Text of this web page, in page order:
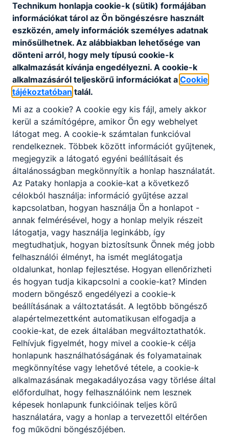
Budapesti
Műszaki
Szakképzési
Centrum
Pataky
István
Híradásipari
és
Informatikai
Technikum
1101 Budapest,
Salgótarjáni út
53./b
Technikum honlapja cookie-k (sütik) formájában
információkat tárol az Ön böngészésre használt
eszközén, amely információk személyes adatnak
minősülhetnek. Az alábbiakban lehetősége van
dönteni arról, hogy mely típusú cookie-k
alkalmazását kívánja engedélyezni. A cookie-k
alkalmazásáról teljeskörű információkat a Cookie
tájékoztatóban talál.
Mi az a cookie? A cookie egy kis fájl, amely akkor
kerül a számítógépre, amikor Ön egy webhelyet
látogat meg. A cookie-k számtalan funkcióval
rendelkeznek. Többek között információt gyűjtenek,
megjegyzik a látogató egyéni beállításait és
általánosságban megkönnyítik a honlap használatát.
Az Pataky honlapja a cookie-kat a következő
célokból használja: információ gyűjtése azzal
kapcsolatban, hogyan használja Ön a honlapot -
annak felmérésével, hogy a honlap melyik részeit
látogatja, vagy használja leginkább, így
megtudhatjuk, hogyan biztosítsunk Önnek még jobb
felhasználói élményt, ha ismét meglátogatja
oldalunkat, honlap fejlesztése. Hogyan ellenőrizheti
és hogyan tudja kikapcsolni a cookie-kat? Minden
modern böngésző engedélyezi a cookie-k
beállításának a változtatását. A legtöbb böngésző
alapértelmezettként automatikusan elfogadja a
cookie-kat, de ezek általában megváltoztathatók.
Felhívjuk figyelmét, hogy mivel a cookie-k célja
honlapunk használhatóságának és folyamatainak
megkönnyítése vagy lehetővé tétele, a cookie-k
alkalmazásának megakadályozása vagy törlése által
előfordulhat, hogy felhasználóink nem lesznek
képesek honlapunk funkcióinak teljes körű
használatára, vagy a honlap a tervezettől eltérően
fog működni böngészőjében.